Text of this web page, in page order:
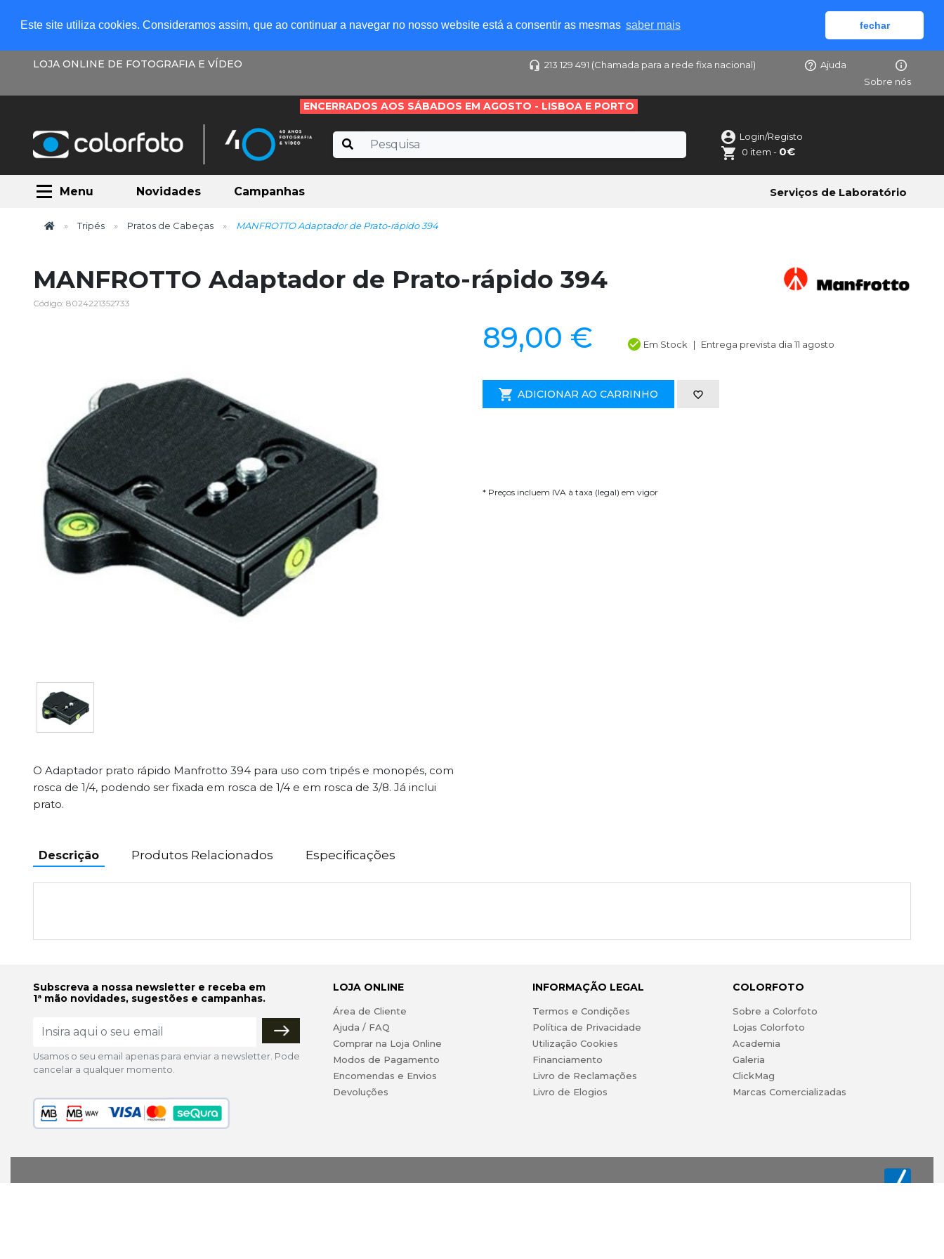
Este site utiliza cookies. Consideramos assim, que ao continuar a navegar no nosso website está a consentir as mesmas saber mais fechar
LOJA ONLINE DE FOTOGRAFIA E VÍDEO 213 129 491 (Chamada para a rede fixa nacional)
Ajuda
Sobre nós
ENCERRADOS AOS SÁBADOS EM AGOSTO - LISBOA E PORTO
Login/Registo
0 item - 0€
Menu Novidades Campanhas Serviços de Laboratório
Tripés Pratos de Cabeças MANFROTTO Adaptador de Prato-rápido 394
MANFROTTO Adaptador de Prato-rápido 394
Código: 8024221352733
O Adaptador prato rápido Manfrotto 394 para uso com tripés e monopés, com
rosca de 1/4, podendo ser fixada em rosca de 1/4 e em rosca de 3/8. Já inclui
prato.
89,00 € Em Stock Entrega prevista dia 11 agosto
ADICIONAR AO CARRINHO
* Preços incluem IVA à taxa (legal) em vigor
Descrição Produtos Relacionados Especificações
Subscreva a nossa newsletter e receba em
1ª mão novidades, sugestões e campanhas.
Usamos o seu email apenas para enviar a newsletter. Pode
cancelar a qualquer momento.
LOJA ONLINE
Área de Cliente
Ajuda / FAQ
Comprar na Loja Online
Modos de Pagamento
Encomendas e Envios
Devoluções
INFORMAÇÃO LEGAL
Termos e Condições
Política de Privacidade
Utilização Cookies
Financiamento
Livro de Reclamações
Livro de Elogios
COLORFOTO
Sobre a Colorfoto
Lojas Colorfoto
Academia
Galeria
ClickMag
Marcas Comercializadas